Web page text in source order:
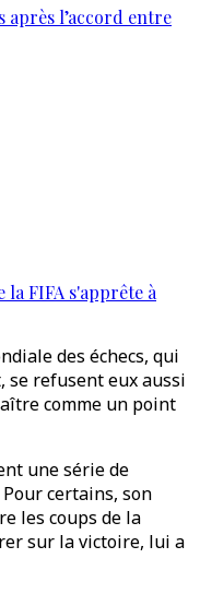
après l’accord entre
FIFA s'apprête à
des échecs, qui
refusent eux aussi
comme un point
une série de
certains, son
les coups de la
sur la victoire, lui a